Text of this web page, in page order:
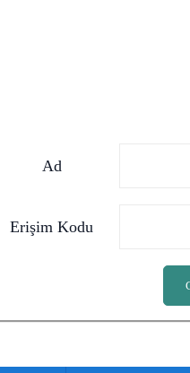
Ad
Erişim Kodu